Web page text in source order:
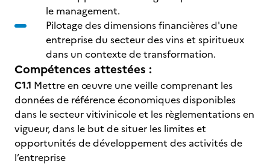
le management.
Pilotage des dimensions financières d'une
entreprise du secteur des vins et spiritueux
dans un contexte de transformation.
Compétences attestées :
C1.1 Mettre en œuvre une veille comprenant les
données de référence économiques disponibles
dans le secteur vitivinicole et les règlementations en
vigueur, dans le but de situer les limites et
opportunités de développement des activités de
l’entreprise